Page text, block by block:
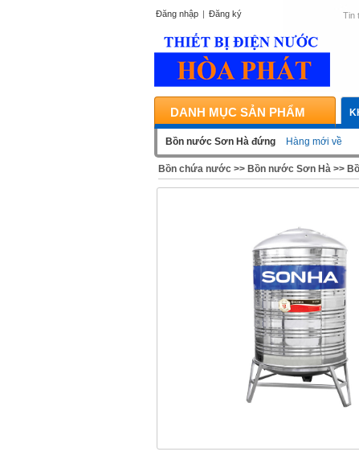
Đăng nhập | Đăng ký Tin
DANH MỤC SẢN PHẨM
Bồn nước Sơn Hà đứng Hàng mới về
Bồn chứa nước >> Bồn nước Sơn Hà >>